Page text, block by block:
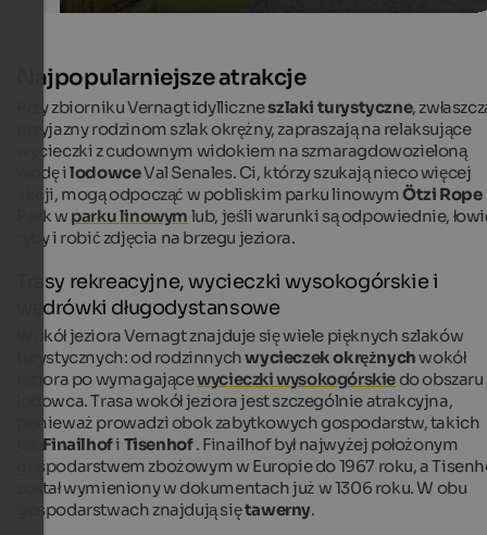
Najpopularniejsze atrakcje
Przy zbiorniku Vernagt idylliczneszlaki turystyczne,
przyjazny rodzinom szlak okrężny, zapraszają na relaksujące
wycieczki z cudownym widokiem na szmaragdowozieloną
wodę ilodowceVal Senales. Ci, którzy szukają nieco więcej
akcji, mogą odpocząć w pobliskim parku linowymÖtzi Rope
Park w parku linowym lub, jeśli warunki są odpowiednie,
ryby i robić zdjęcia na brzegu jeziora.
Trasy rekreacyjne, wycieczki wysokogórskie i
wędrówki długodystansowe
Wokół jeziora Vernagt znajduje się wiele pięknych szlaków
turystycznych: od rodzinnychwycieczek okrężnychwokół
jeziora po wymagającewycieczki wysokogórskie do obszaru
lodowca. Trasa wokół jeziora jest szczególnie atrakcyjna,
ponieważ prowadzi obok zabytkowych gospodarstw, takich
Finailhofi Tisenhof. Finailhof był najwyżej położonym
gospodarstwem zbożowym w Europie do 1967 roku, a
został wymieniony w dokumentach już w 1306 roku. W obu
gospodarstwach znajdują siętawerny.